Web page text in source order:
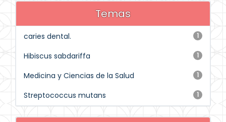
Temas
1
caries dental.
1
Hibiscus sabdariffa
1
Medicina y Ciencias de la Salud
1
Streptococcus mutans